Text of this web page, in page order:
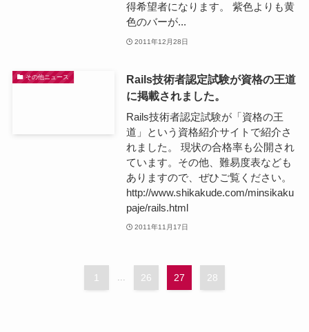
得希望者になります。 紫色よりも黄
色のバーが...
2011年12月28日
その他ニュース
Rails技術者認定試験が資格の王道
に掲載されました。
Rails技術者認定試験が「資格の王
道」という資格紹介サイトで紹介さ
れました。 現状の合格率も公開され
ています。その他、難易度表なども
ありますので、ぜひご覧ください。
http://www.shikakude.com/minsikaku
paje/rails.html
2011年11月17日
1 ... 26 27 28